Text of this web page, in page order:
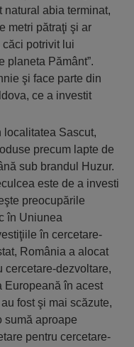
abia terminat,
metri pătraţi şi ar
potrivit lui
planeta Pământ”.
şi face parte din
ce a investit
localitatea Sascut,
precum lapte de
sub brandul Huzur.
este de a investi
preocupările
în Uniunea
în cercetare-
România a alocat
cercetare-dezvoltare,
Europeană în acest
fost şi mai scăzute,
sumă aproape
pentru cercetare-